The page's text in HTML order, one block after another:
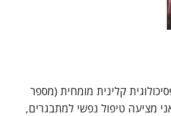
קלינית מומחית (מספר
27-156494). אני מציעה טיפול נפשי למתבגרים,